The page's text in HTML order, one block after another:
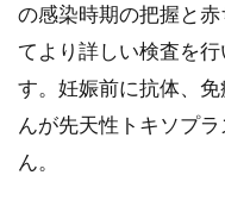
の感染時期の把握と
てより詳しい検査を
す。妊娠前に抗体、
んが先天性トキソプ
ん。